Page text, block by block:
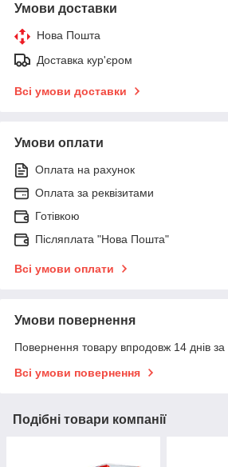
Умови доставки
Нова Пошта
Доставка кур'єром
Всі умови доставки
Умови оплати
Оплата на рахунок
Оплата за реквізитами
Готівкою
Післяплата "Нова Пошта"
Всі умови оплати
Умови повернення
Повернення товару впродовж 14 днів за
Всі умови повернення
Подібні товари компанії